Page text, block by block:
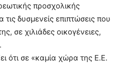
προσχολικής
τις δυσμενείς επιπτώσεις που
σε χιλιάδες οικογένειες,
ότι σε «καμία χώρα της Ε.Ε.